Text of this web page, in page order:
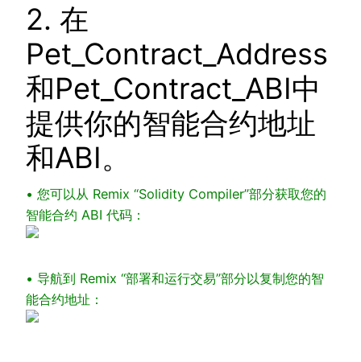
2. 在
Pet_Contract_Address
和Pet_Contract_ABI中
提供你的智能合约地址
和ABI。
• 您可以从 Remix “Solidity Compiler”部分获取您的
智能合约 ABI 代码：
• 导航到 Remix “部署和运行交易”部分以复制您的智
能合约地址：